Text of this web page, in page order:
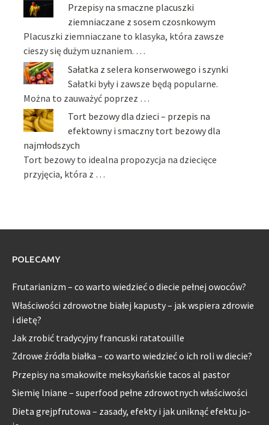
Przepisy na smaczne placuszki
ziemniaczane z sosem czosnkowym
Placuszki ziemniaczane to klasyka, która zawsze
cieszy się dużym uznaniem. …
Sałatka z selera konserwowego i szynki
Sałatki były i zawsze będą popularne.
Można to zauważyć poprzez …
Tort bezowy dla dzieci – przepis na
efektowny i smaczny tort bezowy dla
najmłodszych
Tort bezowy to idealna propozycja na dziecięce
przyjęcia, która z …
POLECAMY
Frutarianizm – co warto wiedzieć o diecie pełnej owoców?
Właściwości zdrowotne białej kapusty – jak wspiera zdrowie
i dietę?
Jak zrobić tradycyjny francuski ratatouille
Zdrowe źródła białka – co warto wiedzieć o ich roli w diecie?
Przepisy na smakowite meksykańskie tacos al pastor
Siemię lniane – superfood pełne zdrowotnych właściwości
Dieta grejpfrutowa – zasady, efekty i jak uniknąć efektu jo-